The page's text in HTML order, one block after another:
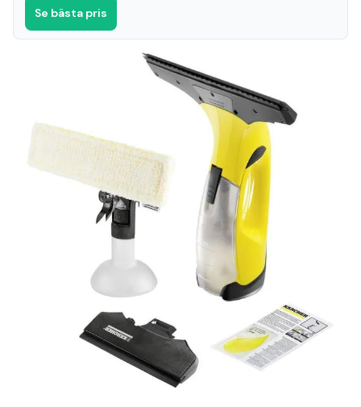
Se bästa pris